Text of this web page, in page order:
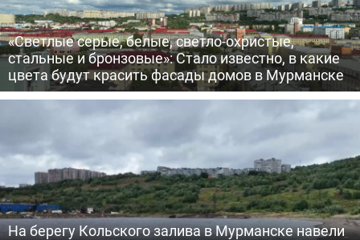
«Светлые серые, белые, светло-охристые,
стальные и бронзовые»: Стало известно, в какие
цвета будут красить фасады домов в Мурманске
На берегу Кольского залива в Мурманске навели